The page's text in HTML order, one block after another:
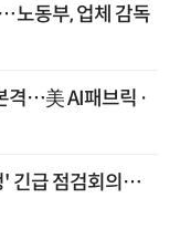
노동부, 업체 감독
격…美 AI패브릭·
' 긴급 점검회의…